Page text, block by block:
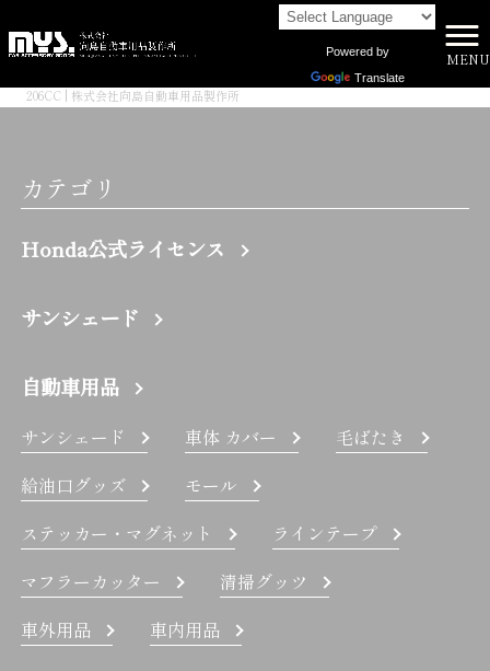
Powered by
Translate
MENU
206CC | 株式会社向島自動車用品製作所
カテゴリ
Honda公式ライセンス
サンシェード
自動車用品
サンシェード 車体 カバー
毛ばたき
給油口グッズ
モール
ステッカー・マグネット
ラインテープ
マフラーカッター
清掃グッツ
車外用品
車内用品